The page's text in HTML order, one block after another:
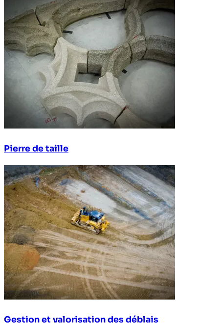
Pierre de taille
Gestion et valorisation des déblais